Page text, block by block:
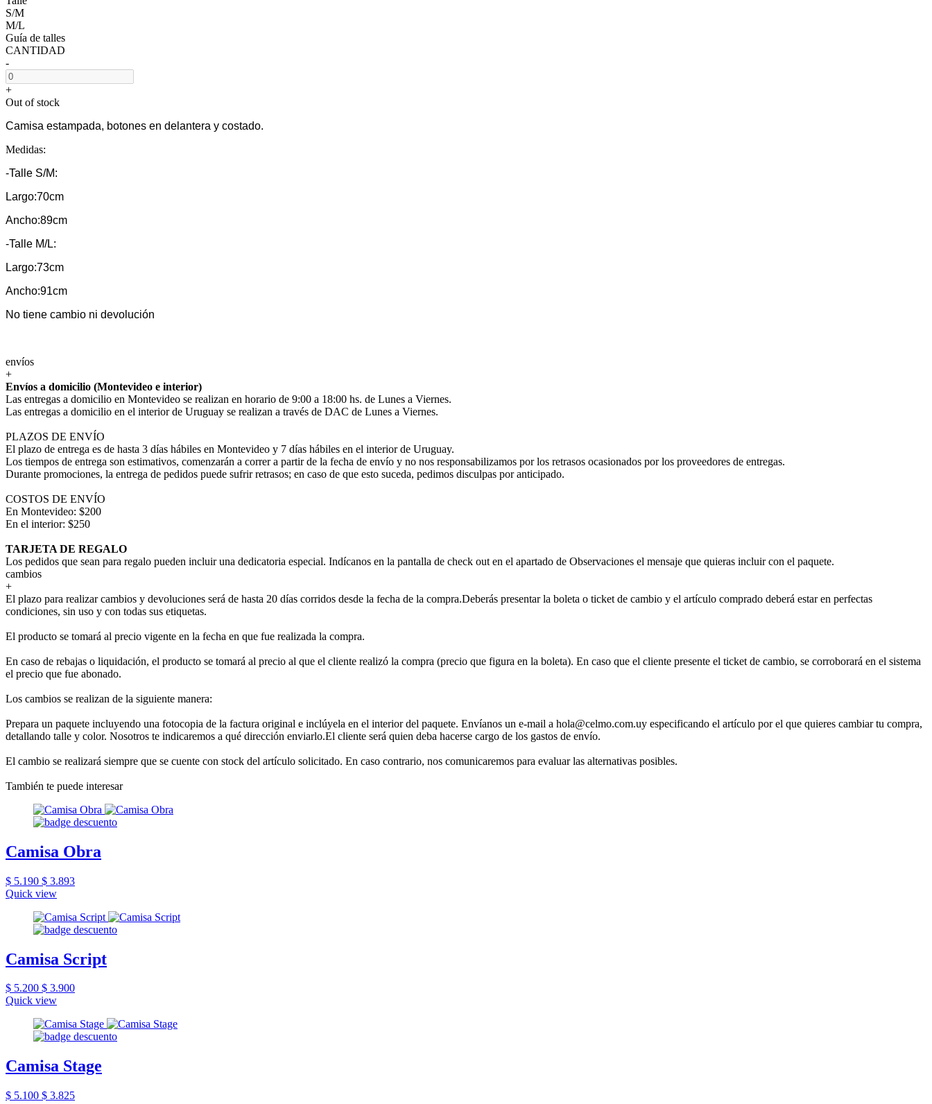
S/M
M/L
Guía de talles
CANTIDAD
-
+
Out of stock
Camisa estampada, botones en delantera y costado.
Medidas:
-Talle S/M:
Largo:70cm
Ancho:89cm
-Talle M/L:
Largo:73cm
Ancho:91cm
No tiene cambio ni devolución
envíos
+
Envíos a domicilio (Montevideo e interior)
Las entregas a domicilio en Montevideo se realizan en horario de 9:00 a 18:00 hs. de Lunes a Viernes.
Las entregas a domicilio en el interior de Uruguay se realizan a través de DAC de Lunes a Viernes.
PLAZOS DE ENVÍO
El plazo de entrega es de hasta 3 días hábiles en Montevideo y 7 días hábiles en el interior de Uruguay.
Los tiempos de entrega son estimativos, comenzarán a correr a partir de la fecha de envío y no nos responsabilizamos por los retrasos ocasionados por los proveedores de entregas.
Durante promociones, la entrega de pedidos puede sufrir retrasos; en caso de que esto suceda, pedimos disculpas por anticipado.
COSTOS DE ENVÍO
En Montevideo: $200
En el interior: $250
TARJETA DE REGALO
Los pedidos que sean para regalo pueden incluir una dedicatoria especial. Indícanos en la pantalla de check out en el apartado de Observaciones el mensaje que quieras incluir con el paquete.
cambios
+
El plazo para realizar cambios y devoluciones será de hasta 20 días corridos desde la fecha de la compra.Deberás presentar la boleta o ticket de cambio y el artículo comprado deberá estar en perfectas
condiciones, sin uso y con todas sus etiquetas.
El producto se tomará al precio vigente en la fecha en que fue realizada la compra.
En caso de rebajas o liquidación, el producto se tomará al precio al que el cliente realizó la compra (precio que figura en la boleta). En caso que el cliente presente el ticket de cambio, se corroborará en el sistema
el precio que fue abonado.
Los cambios se realizan de la siguiente manera:
Prepara un paquete incluyendo una fotocopia de la factura original e inclúyela en el interior del paquete. Envíanos un e-mail a hola@celmo.com.uy especificando el artículo por el que quieres cambiar tu compra,
detallando talle y color. Nosotros te indicaremos a qué dirección enviarlo.El cliente será quien deba hacerse cargo de los gastos de envío.
El cambio se realizará siempre que se cuente con stock del artículo solicitado. En caso contrario, nos comunicaremos para evaluar las alternativas posibles.
También te puede interesar
Camisa Obra
$ 5.190 $ 3.893
Quick view
Camisa Script
$ 5.200 $ 3.900
Quick view
Camisa Stage
$ 5.100 $ 3.825